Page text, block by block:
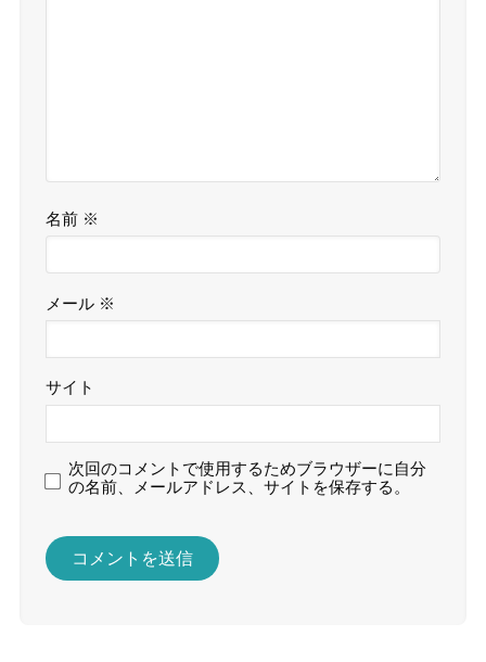
名前 ※
メール ※
サイト
次回のコメントで使用するためブラウザーに自分
の名前、メールアドレス、サイトを保存する。